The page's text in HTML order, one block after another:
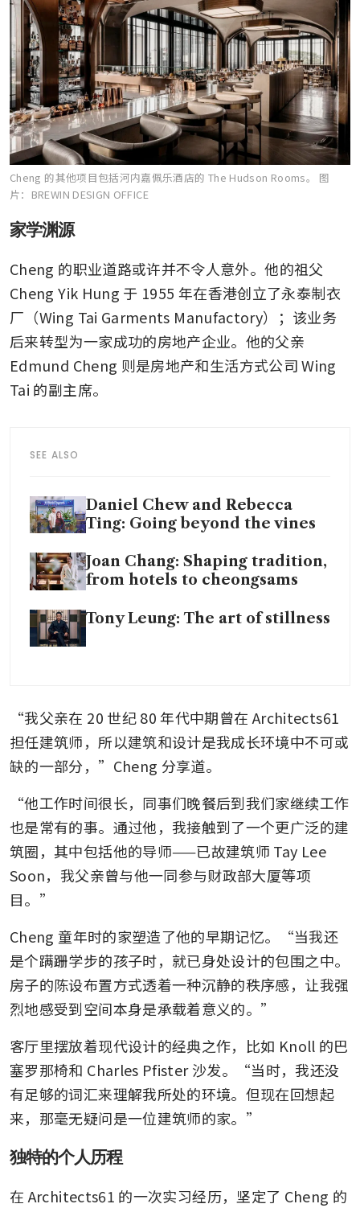
Cheng 的其他项目包括河内嘉佩乐酒店的 The Hudson Rooms。 图
片：BREWIN DESIGN OFFICE
家学渊源
Cheng 的职业道路或许并不令人意外。他的祖父
Cheng Yik Hung 于 1955 年在香港创立了永泰制衣
厂（Wing Tai Garments Manufactory）；该业务
后来转型为一家成功的房地产企业。他的父亲
Edmund Cheng 则是房地产和生活方式公司 Wing
Tai 的副主席。
SEE ALSO
Daniel Chew and Rebecca
Ting: Going beyond the vines
Joan Chang: Shaping tradition,
from hotels to cheongsams
Tony Leung: The art of stillness
“我父亲在 20 世纪 80 年代中期曾在 Architects61
担任建筑师，所以建筑和设计是我成长环境中不可或
缺的一部分，”Cheng 分享道。
“他工作时间很长，同事们晚餐后到我们家继续工作
也是常有的事。通过他，我接触到了一个更广泛的建
筑圈，其中包括他的导师——已故建筑师 Tay Lee
Soon，我父亲曾与他一同参与财政部大厦等项
目。”
Cheng 童年时的家塑造了他的早期记忆。“当我还
是个蹒跚学步的孩子时，就已身处设计的包围之中。
房子的陈设布置方式透着一种沉静的秩序感，让我强
烈地感受到空间本身是承载着意义的。”
客厅里摆放着现代设计的经典之作，比如 Knoll 的巴
塞罗那椅和 Charles Pfister 沙发。“当时，我还没
有足够的词汇来理解我所处的环境。但现在回想起
来，那毫无疑问是一位建筑师的家。”
独特的个人历程
在 Architects61 的一次实习经历，坚定了 Cheng 的